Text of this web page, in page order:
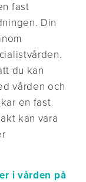
fast
Din
du kan
vården och
en fast
kan vara
i vården på